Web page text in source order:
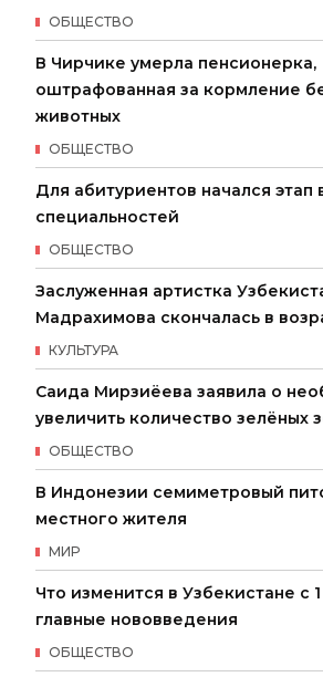
ОБЩЕСТВО
В Чирчике умерла пенсионерка,
оштрафованная за кормление
животных
ОБЩЕСТВО
Для абитуриентов начался этап
специальностей
ОБЩЕСТВО
Заслуженная артистка
Мадрахимова скончалась в
КУЛЬТУРА
Саида Мирзиёева заявила о
увеличить количество зелёных
ОБЩЕСТВО
В Индонезии семиметровый
местного жителя
МИР
Что изменится в Узбекистане с 1
главные нововведения
ОБЩЕСТВО